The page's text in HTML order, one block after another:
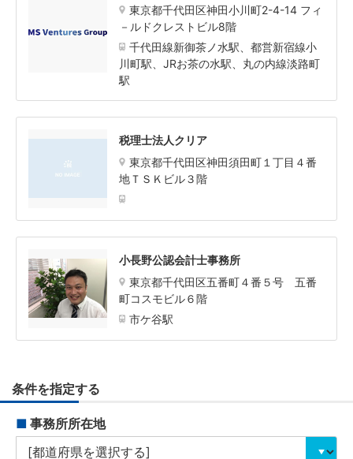
東京都千代田区神田小川町2-4-14 フィ
－ルドクレストビル8階
千代田線新御茶ノ水駅、都営新宿線小
川町駅、JRお茶の水駅、丸の内線淡路町
駅
税理士法人クリア
東京都千代田区神田須田町１丁目４番
地ＴＳＫビル３階
小長野公認会計士事務所
東京都千代田区五番町４番５号 五番
町コスモビル６階
市ケ谷駅
条件を指定する
■ 事務所所在地